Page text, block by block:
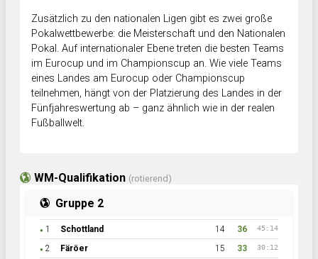
Zusätzlich zu den nationalen Ligen gibt es zwei große
Pokalwettbewerbe: die Meisterschaft und den Nationalen
Pokal. Auf internationaler Ebene treten die besten Teams
im Eurocup und im Championscup an. Wie viele Teams
eines Landes am Eurocup oder Championscup
teilnehmen, hängt von der Platzierung des Landes in der
Fünfjahreswertung ab – ganz ähnlich wie in der realen
Fußballwelt.
WM-Qualifikation (rotierend)
Gruppe 2
● 1 Schottland 14 36 45:14
● 2 Färöer 15 33 30:12